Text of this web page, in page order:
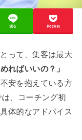
送る Pocket
って、集客は最大
ればいいの？」
安を抱えている方
、コーチング初
体的なアドバイス